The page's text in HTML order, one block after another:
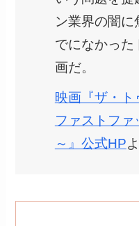
ン業界の闇に
でになかった
画だ。
映画『ザ・
ファストフ
～』公式HP